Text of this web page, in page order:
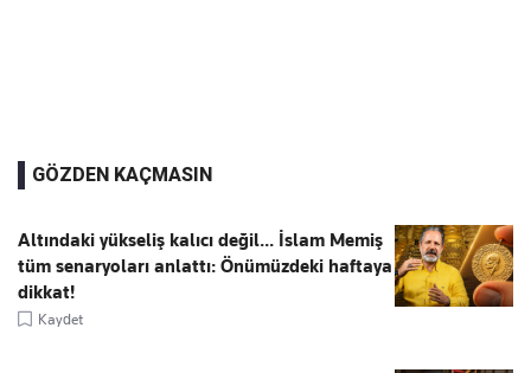
GÖZDEN KAÇMASIN
Altındaki yükseliş kalıcı değil... İslam Memiş
tüm senaryoları anlattı: Önümüzdeki haftaya
dikkat!
Kaydet